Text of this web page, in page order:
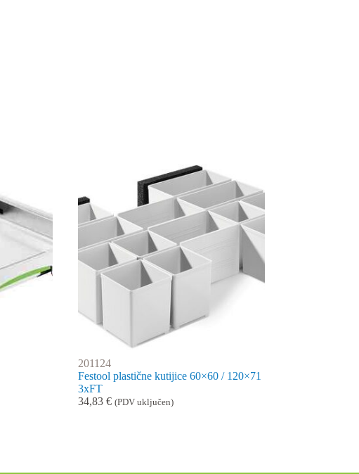
201124
Festool plastične kutijice 60×60 / 120×71
3xFT
34,83€ (PDV uključen)